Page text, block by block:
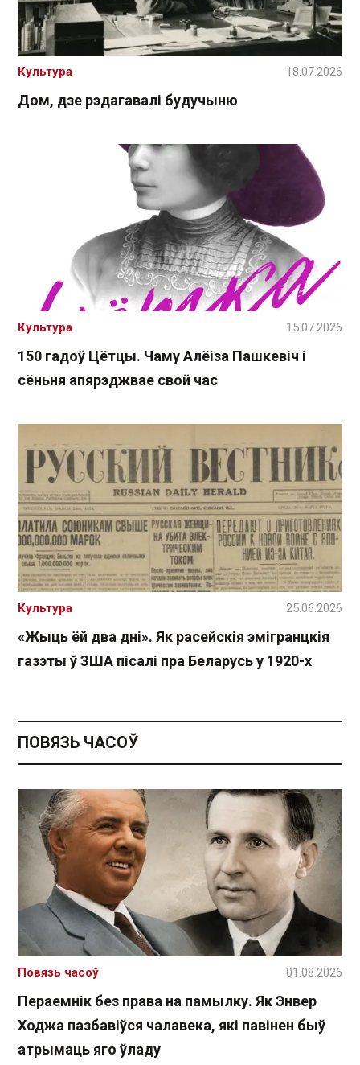
Дом, дзе рэдагавалі будучыню
Культура 18.07.2026
150 гадоў Цётцы. Чаму Алёіза Пашкевіч і
сёньня апярэджвае свой час
Культура 15.07.2026
«Жыць ёй два дні». Як расейскія эмігранцкія
газэты ў ЗША пісалі пра Беларусь у 1920-х
Культура 25.06.2026
ПОВЯЗЬ ЧАСОЎ
Пераемнік без права на памылку. Як Энвер
Ходжа пазбавіўся чалавека, які павінен быў
атрымаць яго ўладу
Повязь часоў 01.08.2026